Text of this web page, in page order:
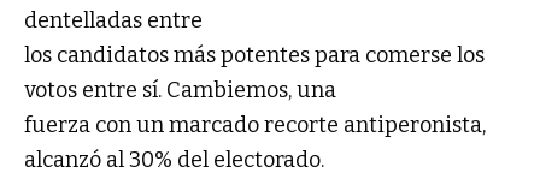
dentelladas entre
los candidatos más potentes para comerse los
votos entre sí. Cambiemos, una
fuerza con un marcado recorte antiperonista,
alcanzó al 30% del electorado.